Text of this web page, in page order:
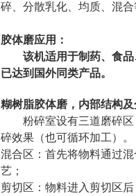
碎、分散乳化、均质、混
胶体磨应用：
该机适用于制药、食品
已达到国外同类产品。
糊树脂胶体磨， 内部结构及
粉碎室设有三道磨碎区
碎效果（也可循环加工）。
混合区：首先将物料通过
艺；
剪切区：物料进入剪切区